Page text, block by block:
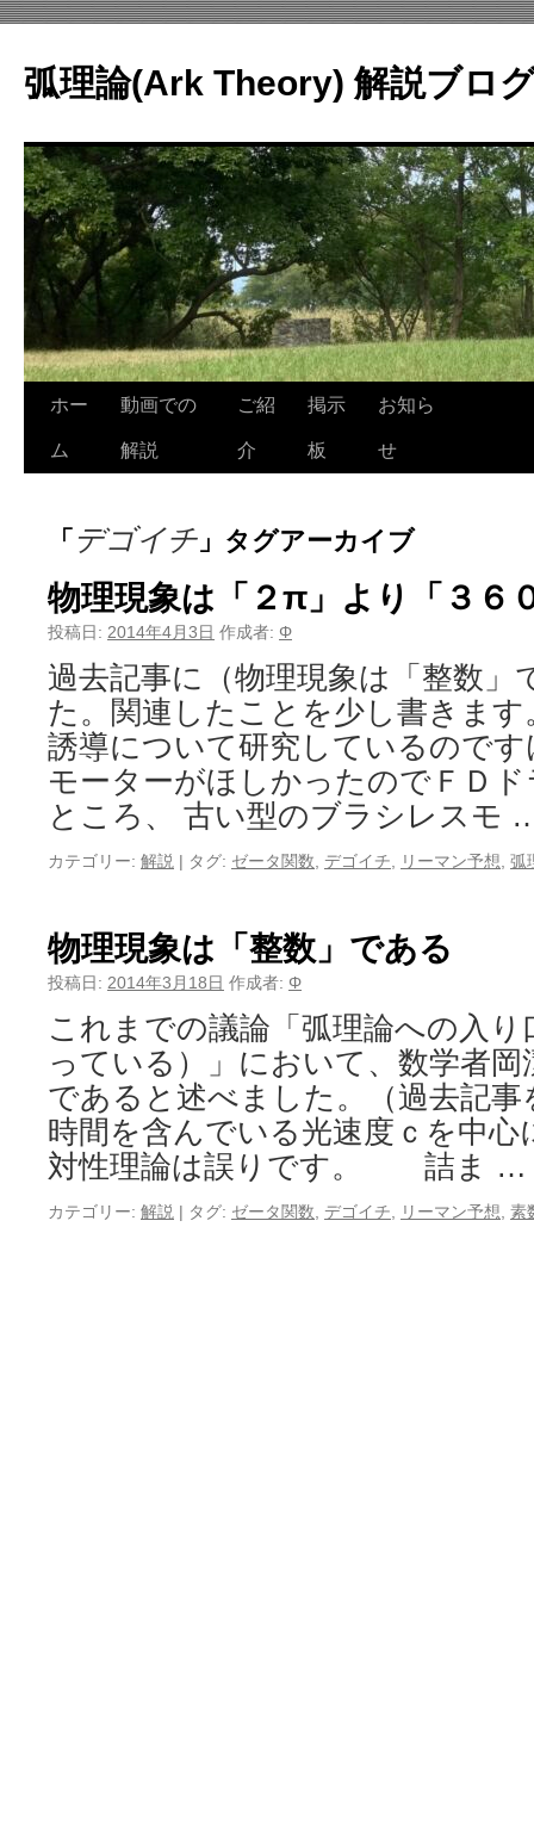
テ
ン
へ
ス
キ
ッ
弧理論(Ark Theory) 解説ブロ
ホー
ム
動画での
解説
ご紹
介
掲示
板
お知ら
せ
「デゴイチ 」タグアーカイブ
物理現象は「２π」より「３６
投稿日: 2014年4月3日 作成者: Φ
過去記事に（物理現象は「整数」
た。関連したことを少し書きま
誘導について研究しているので
モーターがほしかったのでＦＤ
ところ、 古い型のブラシレスモ
カテゴリー: 解説 | タグ: ゼータ関数 デゴイチ リーマン予想 弧
物理現象は「整数」である
投稿日: 2014年3月18日 作成者: Φ
これまでの議論「弧理論への入り
っている）」において、数学者岡
であると述べました。（過去記
時間を含んでいる光速度ｃを中
対性理論は誤りです。 詰ま …
カテゴリー: 解説 | タグ: ゼータ関数 デゴイチ リーマン予想 素